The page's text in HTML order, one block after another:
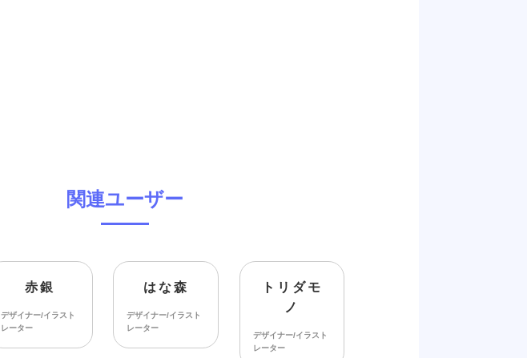
関連ユーザー
赤銀
デザイナー/イラスト
レーター
はな森
デザイナー/イラスト
レーター
トリダモ
ノ
デザイナー/イラスト
レーター